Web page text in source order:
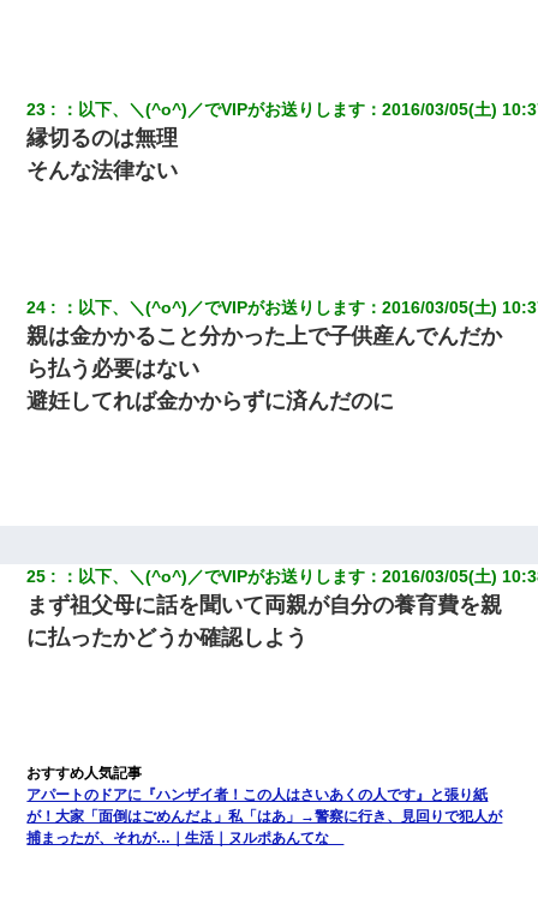
23 ： 以下、＼(^o^)／でVIPがお送りします ：2016/03/05(土)
縁切るのは無理
そんな法律ない
24 ： 以下、＼(^o^)／でVIPがお送りします ：2016/03/05(土)
親は金かかること分かった上で子供産んでんだか
ら払う必要はない
避妊してれば金かからずに済んだのに
25 ： 以下、＼(^o^)／でVIPがお送りします ：2016/03/05(土)
まず祖父母に話を聞いて両親が自分の養育費を親
に払ったかどうか確認しよう
アパートのドアに『ハンザイ者！この人はさいあくの人です』と張り紙
が！大家「面倒はごめんだよ」私「はあ」→警察に行き、見回りで犯人が
捕まったが、それが…｜生活｜ヌルポあんてな